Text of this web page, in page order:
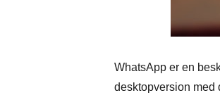
WhatsApp er en
desktopversion med